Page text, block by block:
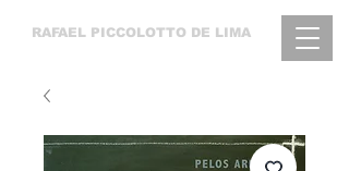
RAFAEL PICCOLOTTO DE LIMA